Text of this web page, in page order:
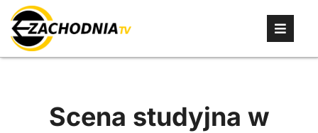
Scena studyjna w